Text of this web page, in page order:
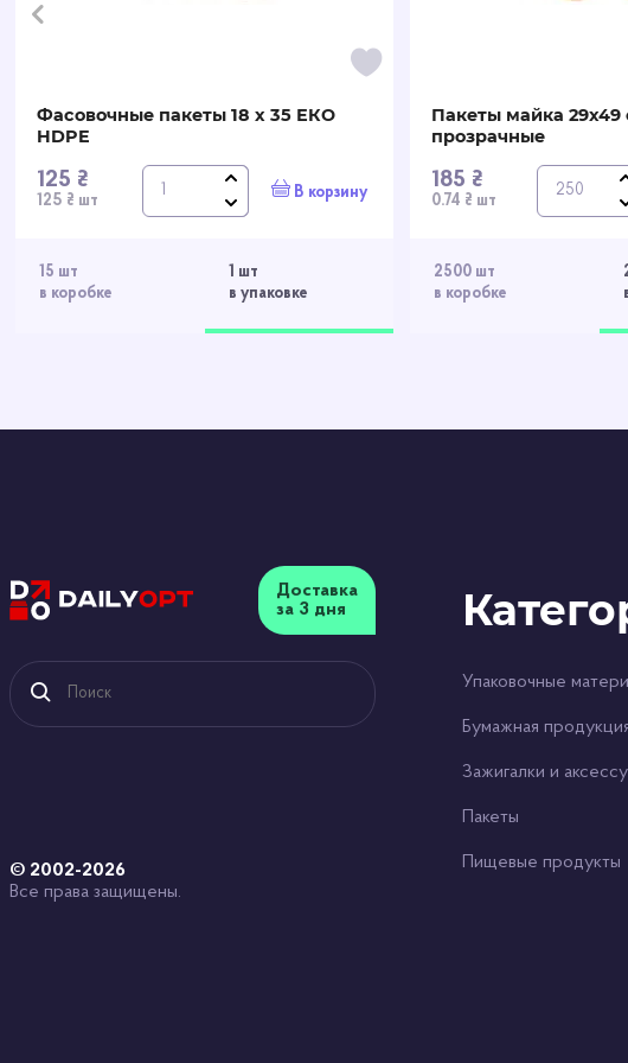
15 шт
в коробке
1 шт
в упаковке
Фасовочные пакеты 18 х 35 ЕКО
HDPE
125 ₴
125 ₴ шт В корзину
2500 шт
в коробке
Пакеты майка 29x49
прозрачные
185 ₴
0.74 ₴ шт
Доставка
за 3 дня
Упаковочные
Бумажная
Зажигалки и
Пакеты
Пищевые продукты
© 2002-2026
Все права защищены.